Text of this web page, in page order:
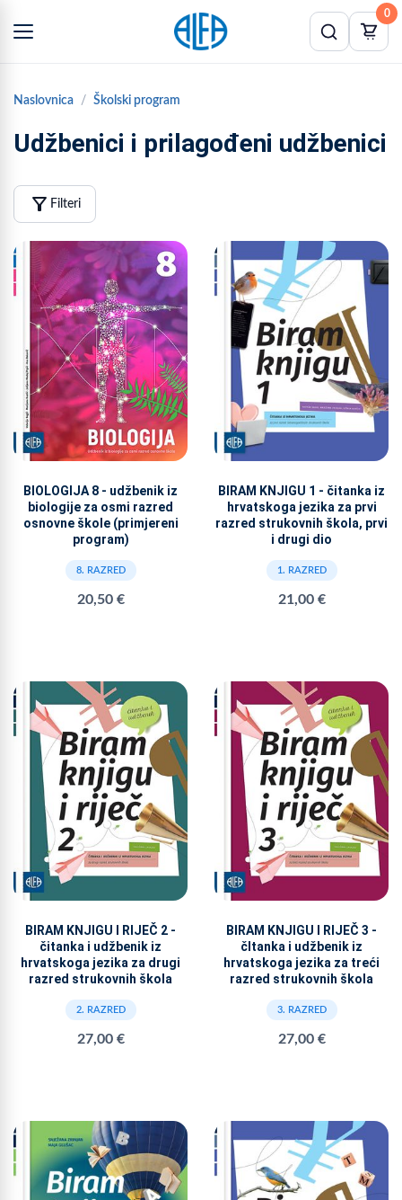
0
Naslovnica Školski program
Udžbenici i prilagođeni udžbenici
filter_alt Filteri
BIOLOGIJA 8 - udžbenik iz
biologije za osmi razred
osnovne škole (primjereni
program)
8. RAZRED
20,50 €
BIRAM KNJIGU 1 - čitanka iz
hrvatskoga jezika za prvi
razred strukovnih škola, prvi
i drugi dio
1. RAZRED
21,00 €
BIRAM KNJIGU I RIJEČ 2 -
čitanka i udžbenik iz
hrvatskoga jezika za drugi
razred strukovnih škola
2. RAZRED
27,00 €
BIRAM KNJIGU I RIJEČ 3 -
čItanka i udžbenik iz
hrvatskoga jezika za treći
razred strukovnih škola
3. RAZRED
27,00 €